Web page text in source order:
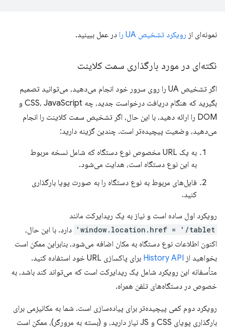
نمونه‌ای از رویکرد تشخیص UA را در عمل ببینید.
نکته‌ای در مورد بارگذاری سمت کلاینت
اگر تشخیص UA را روی سرور خود انجام می‌دهید، می‌توانید تصمیم
بگیرید که هنگام دریافت درخواست جدید، چه CSS، JavaScript و
DOM را ارائه دهید. با این حال، اگر تشخیص سمت کلاینت را انجام
می‌دهید، وضعیت پیچیده‌تر است. چندین گزینه دارید:
به یک URL مخصوص نوع دستگاه که شامل نسخه مربوط
به این نوع دستگاه است، هدایت می‌شود.
فایل‌های مربوط به نوع دستگاه را به صورت پویا بارگذاری
کنید.
رویکرد اول ساده است و نیاز به یک ریدایرکت مانند
window.location.href = '/tablet'
دارد. با این حال،
اکنون اطلاعات نوع دستگاه به مکان اضافه می‌شود، بنابراین ممکن است
بخواهید از History API
برای پاکسازی URL خود استفاده کنید.
متأسفانه این رویکرد شامل یک ریدایرکت است که می‌تواند کند باشد، به
خصوص در دستگاه‌های تلفن همراه.
رویکرد دوم کمی پیچیده‌تر برای پیاده‌سازی است. شما به مکانیزمی برای
بارگذاری پویای CSS و JS نیاز دارید، و (بسته به مرورگر)، ممکن است